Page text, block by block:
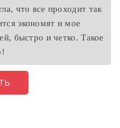
что все проходит так
экономят и мое
быстро и четко. Такое